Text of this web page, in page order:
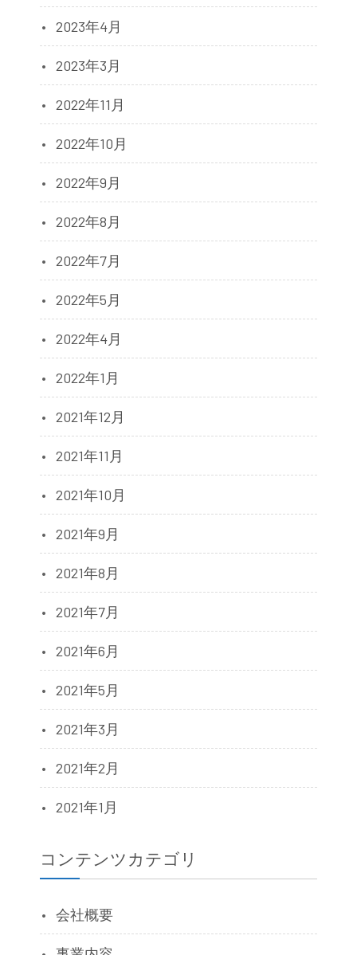
2023年4月
2023年3月
2022年11月
2022年10月
2022年9月
2022年8月
2022年7月
2022年5月
2022年4月
2022年1月
2021年12月
2021年11月
2021年10月
2021年9月
2021年8月
2021年7月
2021年6月
2021年5月
2021年3月
2021年2月
2021年1月
コンテンツカテゴリ
会社概要